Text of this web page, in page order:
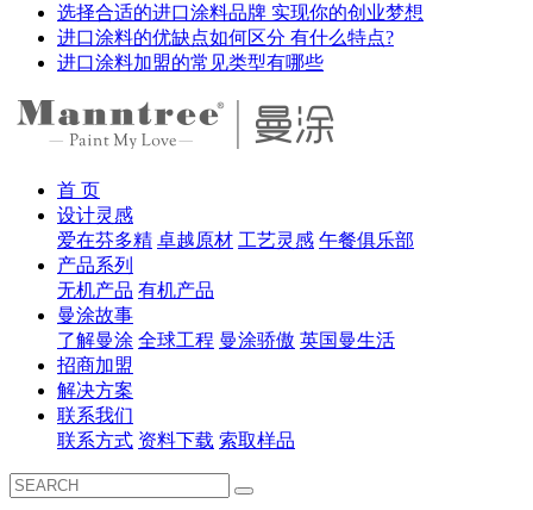
选择合适的进口涂料品牌 实现你的创业梦想
进口涂料的优缺点如何区分 有什么特点?
进口涂料加盟的常见类型有哪些
首 页
设计灵感
爱在芬多精 卓越原材 工艺灵感 午餐俱乐部
产品系列
无机产品 有机产品
曼涂故事
了解曼涂 全球工程 曼涂骄傲 英国曼生活
招商加盟
解决方案
联系我们
联系方式 资料下载 索取样品